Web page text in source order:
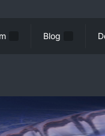
Blog